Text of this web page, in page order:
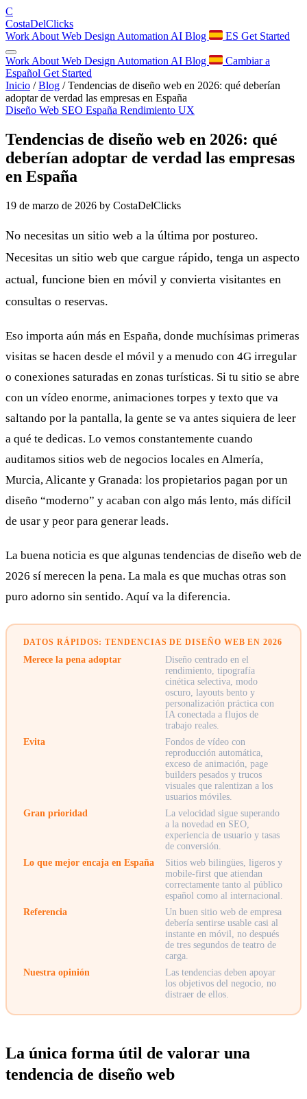
C
CostaDelClicks
Work About Web Design Automation AI Blog ES Get Started
Work About Web Design Automation AI Blog
Cambiar a
Español Get Started
Inicio / Blog / Tendencias de diseño web en 2026: qué deberían
adoptar de verdad las empresas en España
Diseño Web SEO España Rendimiento UX
Tendencias de diseño web en 2026: qué
deberían adoptar de verdad las empresas
en España
19 de marzo de 2026 by CostaDelClicks
No necesitas un sitio web a la última por postureo.
Necesitas un sitio web que cargue rápido, tenga un aspecto
actual, funcione bien en móvil y convierta visitantes en
consultas o reservas.
Eso importa aún más en España, donde muchísimas primeras
visitas se hacen desde el móvil y a menudo con 4G irregular
o conexiones saturadas en zonas turísticas. Si tu sitio se abre
con un vídeo enorme, animaciones torpes y texto que va
saltando por la pantalla, la gente se va antes siquiera de leer
a qué te dedicas. Lo vemos constantemente cuando
auditamos sitios web de negocios locales en Almería,
Murcia, Alicante y Granada: los propietarios pagan por un
diseño “moderno” y acaban con algo más lento, más difícil
de usar y peor para generar leads.
La buena noticia es que algunas tendencias de diseño web de
2026 sí merecen la pena. La mala es que muchas otras son
puro adorno sin sentido. Aquí va la diferencia.
DATOS RÁPIDOS: TENDENCIAS DE DISEÑO WEB EN 2026
Merece la pena adoptar
Diseño centrado en el
rendimiento, tipografía
cinética selectiva, modo
oscuro, layouts bento y
personalización práctica con
IA conectada a flujos de
trabajo reales.
Evita
Fondos de vídeo con
reproducción automática,
exceso de animación, page
builders pesados y trucos
visuales que ralentizan a los
usuarios móviles.
Gran prioridad
La velocidad sigue superando
a la novedad en SEO,
experiencia de usuario y tasas
de conversión.
Lo que mejor encaja en España
Sitios web bilingües, ligeros y
mobile-first que atiendan
correctamente tanto al público
español como al internacional.
Referencia
Un buen sitio web de empresa
debería sentirse usable casi al
instante en móvil, no después
de tres segundos de teatro de
carga.
Nuestra opinión
Las tendencias deben apoyar
los objetivos del negocio, no
distraer de ellos.
La única forma útil de valorar una
tendencia de diseño web